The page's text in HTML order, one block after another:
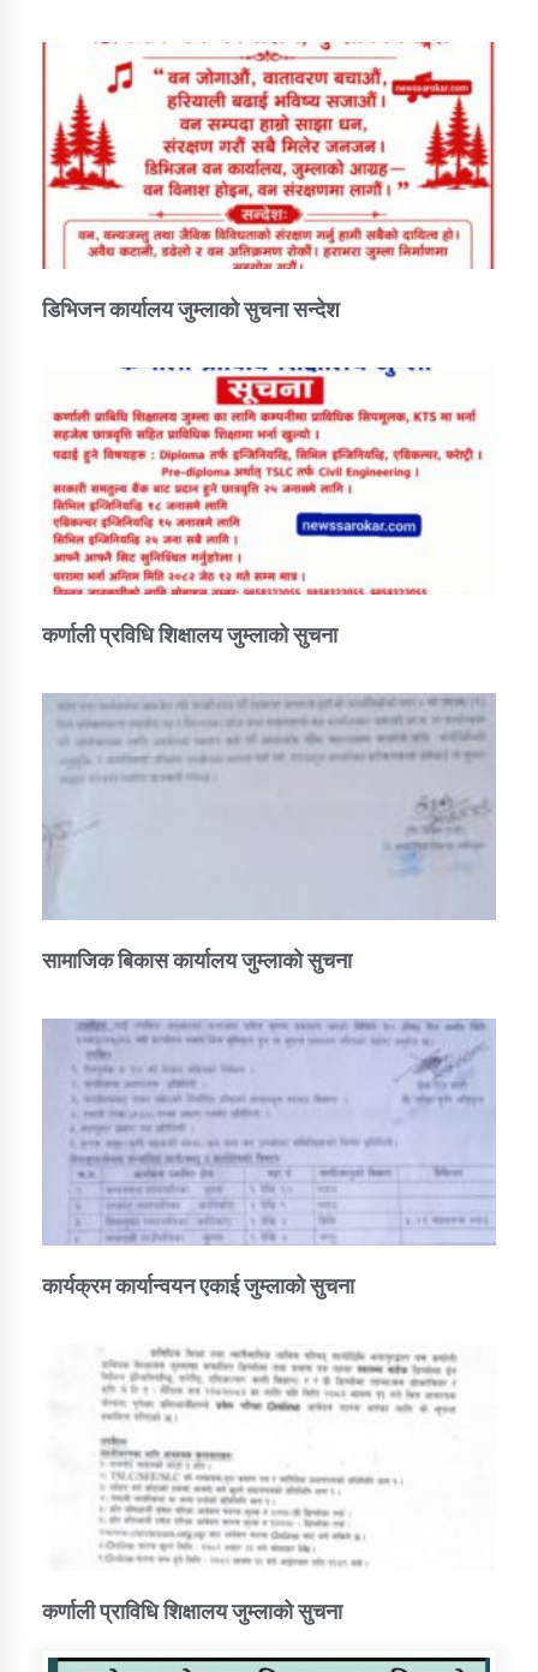
डिभिजन कार्यालय जुम्लाको सुचना सन्देश
कर्णाली प्रविधि शिक्षालय जुम्लाको सुचना
सामाजिक बिकास कार्यालय जुम्लाकाे सुचना
कार्यक्रम कार्यान्वयन एकाई जुम्लाको सुचना
कर्णाली प्राविधि शिक्षालय जुम्लाको सुचना